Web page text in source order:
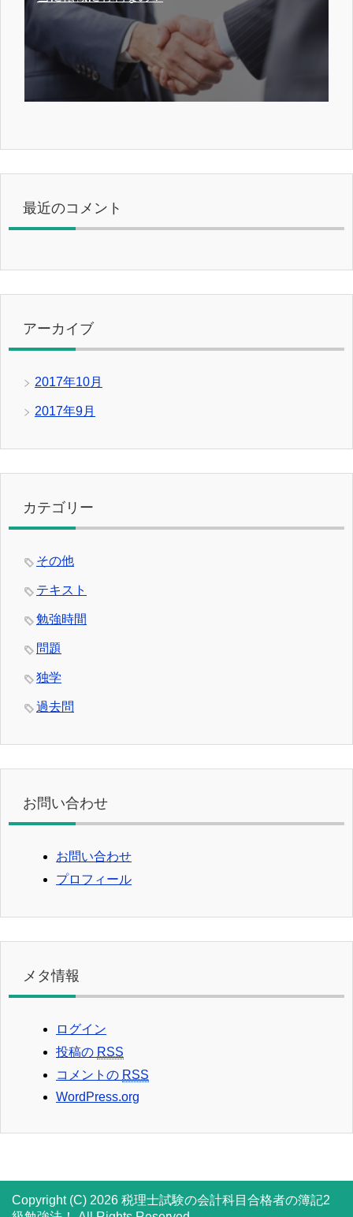
最近のコメント
アーカイブ
2017年10月
2017年9月
カテゴリー
その他
テキスト
勉強時間
問題
独学
過去問
お問い合わせ
お問い合わせ
プロフィール
メタ情報
ログイン
投稿の RSS
コメントの RSS
WordPress.org
Copyright (C) 2026 税理士試験の会計科目合格者の簿記2